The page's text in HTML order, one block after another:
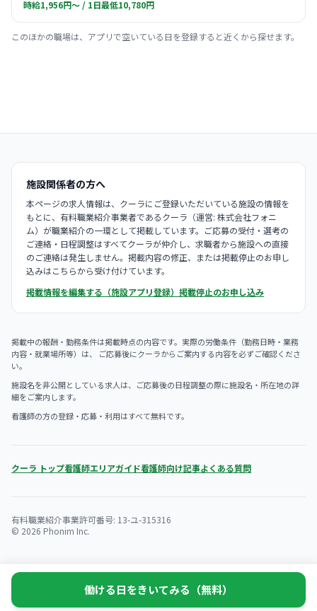
時給1,956円〜 / 1日最低10,780円
このほかの職場は、アプリで空いている日を登録すると近くから探せます。
施設関係者の方へ
本ページの求人情報は、クーラにご登録いただいている施設の情報を
もとに、有料職業紹介事業者であるクーラ（運営: 株式会社フォニ
ム）が職業紹介の一環として掲載しています。ご応募の受付・選考の
ご連絡・日程調整はすべてクーラが仲介し、求職者から施設への直接
のご連絡は発生しません。掲載内容の修正、または掲載停止のお申し
込みはこちらから受け付けています。
掲載情報を編集する（施設アプリ登録） 掲載停止のお申し込み
掲載中の報酬・勤務条件は掲載時点の内容です。実際の労働条件（勤務日時・業務
内容・就業場所等）は、 ご応募後にクーラからご案内する内容を必ずご確認くださ
い。
施設名を非公開としている求人は、ご応募後の日程調整の際に施設名・所在地の詳
細をご案内します。
看護師の方の登録・応募・利用はすべて無料です。
クーラ トップ看護師エリアガイド看護師向け記事よくある質問
有料職業紹介事業許可番号: 13-ユ-315316
© 2026 Phonim Inc.
働ける日をきいてみる（無料）